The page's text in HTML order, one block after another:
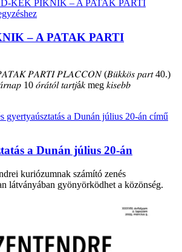
– A PATAK PARTI
𝑃𝐴𝑇𝐴𝐾 𝑃𝐴𝑅𝑇𝐼 𝑃𝐿𝐴𝐶𝐶𝑂𝑁 (𝐵𝑢̈𝑘𝑘𝑜̈𝑠 𝑝𝑎𝑟𝑡 40.)
10 𝑜́𝑟𝑎́𝑡𝑜́𝑙 𝑡𝑎𝑟𝑡𝑗á𝑘 meg 𝑘𝑖𝑠𝑒𝑏𝑏
a Dunán július 20-án
kuriózumnak számító zenés
látványában gyönyörködhet a közönség.